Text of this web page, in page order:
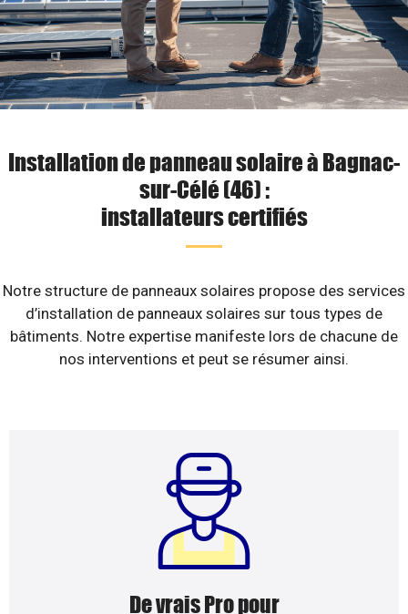
Installation de panneau solaire à Bagnac-
sur-Célé (46) :
installateurs certifiés
Notre structure de panneaux solaires propose des services
d’installation de panneaux solaires sur tous types de
bâtiments. Notre expertise manifeste lors de chacune de
nos interventions et peut se résumer ainsi.
De vrais Pro pour